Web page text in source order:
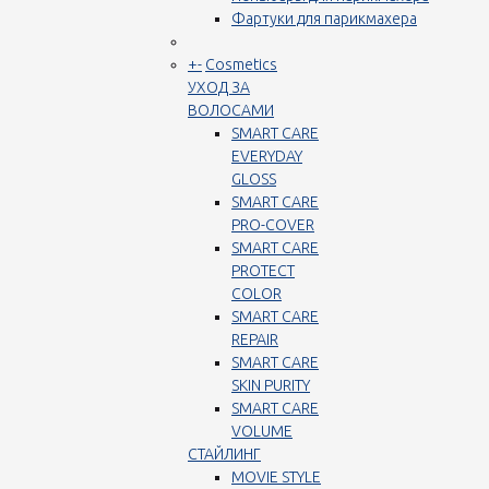
Фартуки для парикмахера
+- Cosmetics
УХОД ЗА
ВОЛОСАМИ
SMART CARE
EVERYDAY
GLOSS
SMART CARE
PRO-COVER
SMART CARE
PROTECT
COLOR
SMART CARE
REPAIR
SMART CARE
SKIN PURITY
SMART CARE
VOLUME
СТАЙЛИНГ
MOVIE STYLE